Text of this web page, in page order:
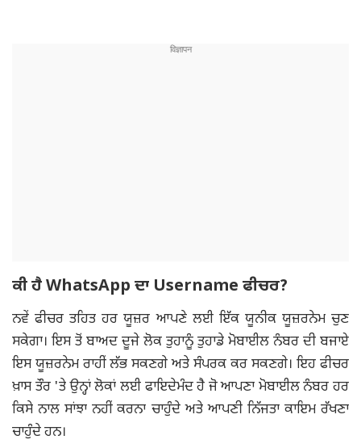
ਕੀ ਹੈ WhatsApp ਦਾ Username ਫੀਚਰ?
ਨਵੇਂ ਫੀਚਰ ਤਹਿਤ ਹਰ ਯੂਜ਼ਰ ਆਪਣੇ ਲਈ ਇੱਕ ਯੂਨੀਕ ਯੂਜ਼ਰਨੇਮ ਚੁਣ
ਸਕੇਗਾ। ਇਸ ਤੋਂ ਬਾਅਦ ਦੂਜੇ ਲੋਕ ਤੁਹਾਨੂੰ ਤੁਹਾਡੇ ਮੋਬਾਈਲ ਨੰਬਰ ਦੀ ਬਜਾਏ
ਇਸ ਯੂਜ਼ਰਨੇਮ ਰਾਹੀਂ ਲੱਭ ਸਕਣਗੇ ਅਤੇ ਸੰਪਰਕ ਕਰ ਸਕਣਗੇ। ਇਹ ਫੀਚਰ
ਖ਼ਾਸ ਤੌਰ 'ਤੇ ਉਨ੍ਹਾਂ ਲੋਕਾਂ ਲਈ ਫਾਇਦੇਮੰਦ ਹੈ ਜੋ ਆਪਣਾ ਮੋਬਾਈਲ ਨੰਬਰ ਹਰ
ਕਿਸੇ ਨਾਲ ਸਾਂਝਾ ਨਹੀਂ ਕਰਨਾ ਚਾਹੁੰਦੇ ਅਤੇ ਆਪਣੀ ਨਿੱਜਤਾ ਕਾਇਮ ਰੱਖਣਾ
ਚਾਹੁੰਦੇ ਹਨ।